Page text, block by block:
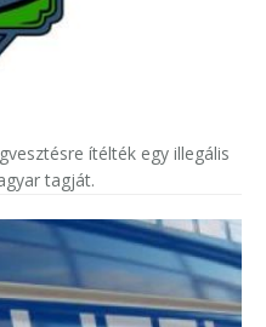
ítélték egy illegális
tagját.